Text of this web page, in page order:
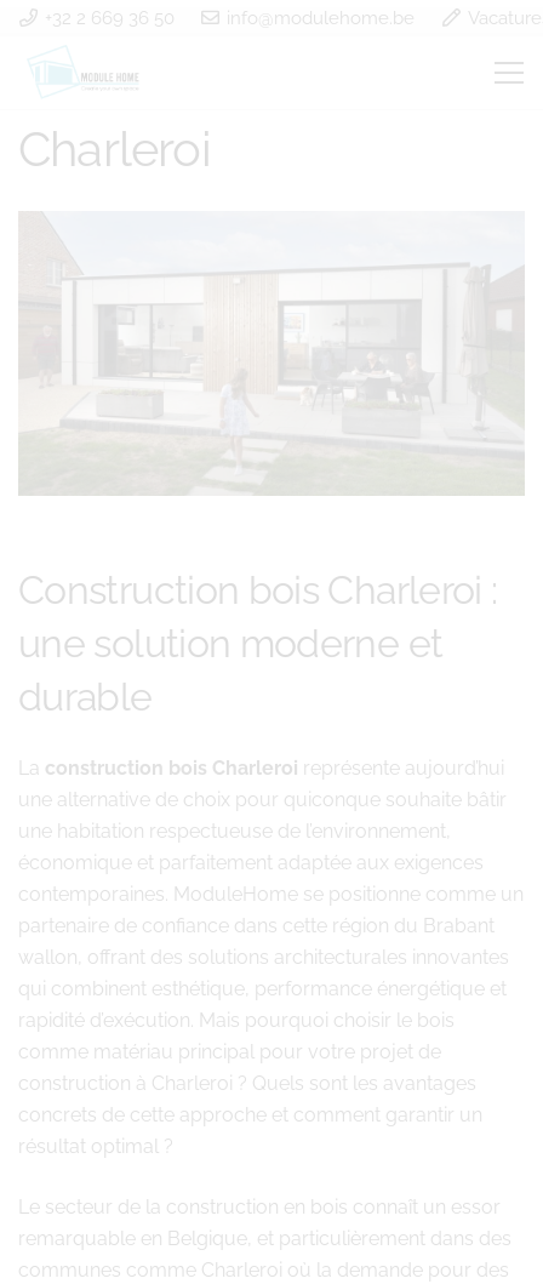
+32 2 669 36 50 info@modulehome.be
Construction bois
Charleroi
Construction bois Charleroi :
une solution moderne et
durable
La construction bois Charleroi représente aujourd’hui
une alternative de choix pour quiconque souhaite bâtir
une habitation respectueuse de l’environnement,
économique et parfaitement adaptée aux exigences
contemporaines. ModuleHome se positionne comme un
partenaire de confiance dans cette région du Brabant
wallon, offrant des solutions architecturales innovantes
qui combinent esthétique, performance énergétique et
rapidité d’exécution. Mais pourquoi choisir le bois
comme matériau principal pour votre projet de
construction à Charleroi ? Quels sont les avantages
concrets de cette approche et comment garantir un
résultat optimal ?
Le secteur de la construction en bois connaît un essor
remarquable en Belgique, et particulièrement dans des
communes comme Charleroi où la demande pour des